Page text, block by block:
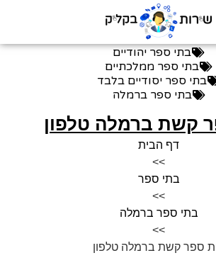
בתי ספר יהודיים
בתי ספר ממלכתיים
בתי ספר יסודיים בלבד
בתי ספר ברמלה
קשת ברמלה טלפון
דף הבית
>>
בתי ספר
>>
בתי ספר ברמלה
>>
ספר קשת ברמלה טלפון